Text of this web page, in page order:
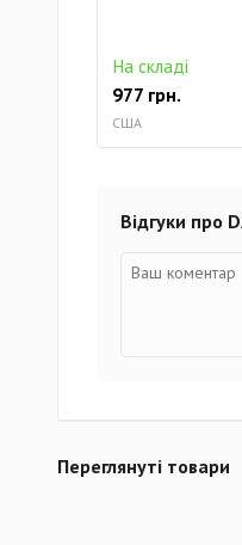
На складі
977 грн.
США
Відгуки про
Переглянуті товари